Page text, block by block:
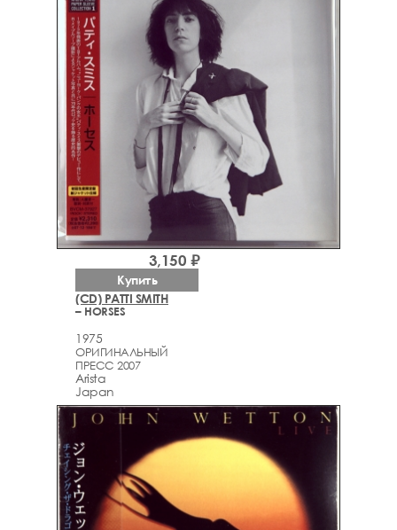
(CD) PATTI SMITH
– HORSES
1975
ОРИГИНАЛЬНЫЙ
ПРЕСС 2007
Arista
Japan
3,150 ₽
Купить